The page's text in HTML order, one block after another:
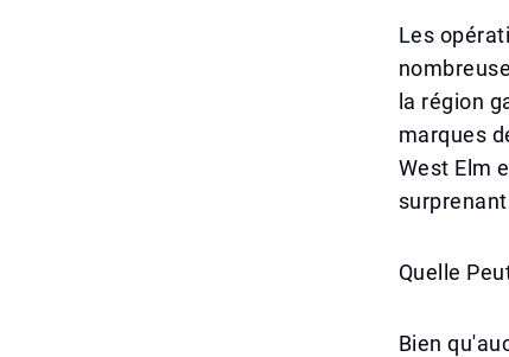
Les
la région
marques
West Elm
Quelle
Bien